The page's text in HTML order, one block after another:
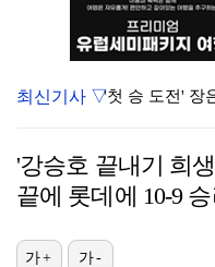
최신기사 ▽
'강승호 끝내기 희
끝에 롯데에 10-9
가+ 가-